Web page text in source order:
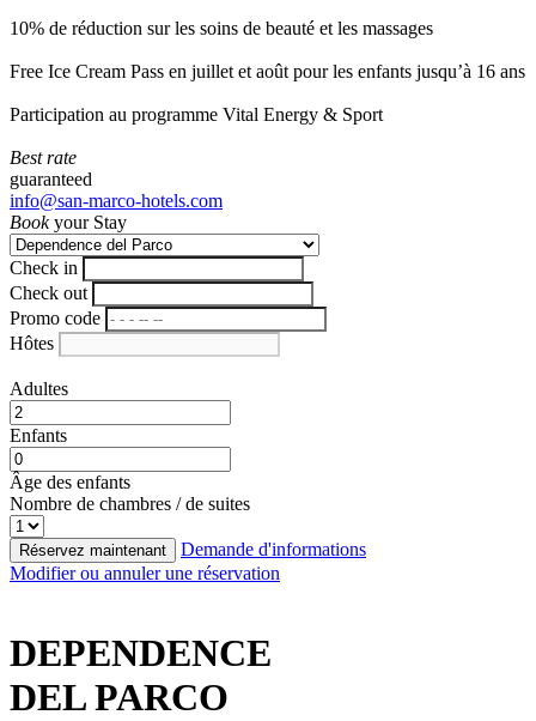
10% de réduction sur les soins de beauté et les massages
Free Ice Cream Pass en juillet et août pour les enfants jusqu’à 16 ans
Participation au programme Vital Energy & Sport
Best rate
guaranteed
info@san-marco-hotels.com
Bookyour Stay
Check in
Check out
Promo code
Hôtes
Adultes
Enfants
Âge des enfants
Nombre de chambres / de suites
Réservez maintenant
Demande d'informations
Modifier ou annuler une réservation
DEPENDENCE
DEL PARCO